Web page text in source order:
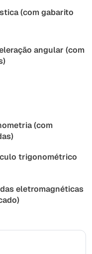
(com gabarito
angular (com
(com
trigonométrico
eletromagnéticas